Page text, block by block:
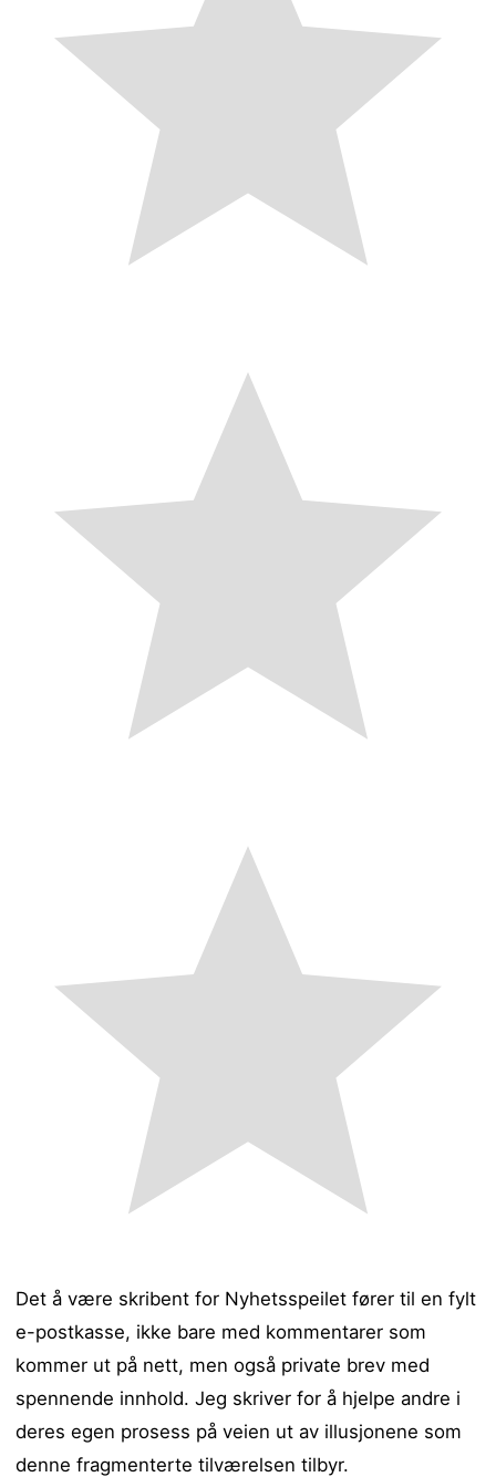
Det å være skribent for Nyhetsspeilet fører til en fylt
e-postkasse, ikke bare med kommentarer som
kommer ut på nett, men også private brev med
spennende innhold. Jeg skriver for å hjelpe andre i
deres egen prosess på veien ut av illusjonene som
denne fragmenterte tilværelsen tilbyr.